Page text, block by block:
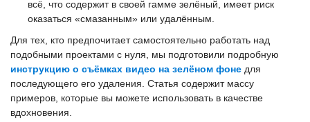
всё, что содержит в своей гамме зелёный, имеет риск
оказаться «смазанным» или удалённым.
Для тех, кто предпочитает самостоятельно работать над
подобными проектами с нуля, мы подготовили подробную
инструкцию о съёмках видео на зелёном фоне для
последующего его удаления. Статья содержит массу
примеров, которые вы можете использовать в качестве
вдохновения.